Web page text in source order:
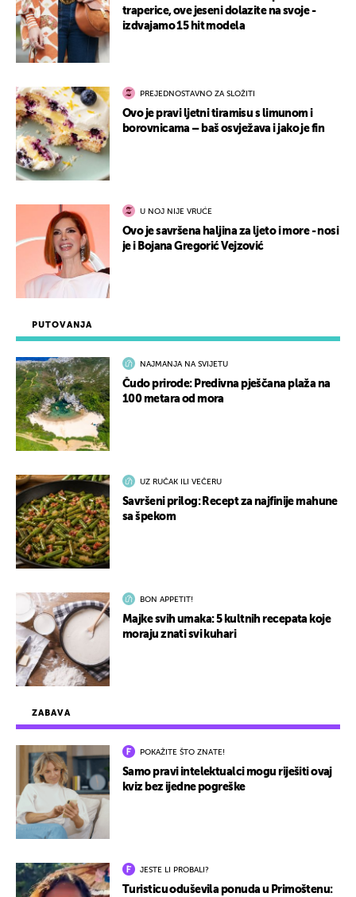
ZABAVA
POKAŽITE ŠTO ZNATE!
Samo pravi intelektualci mogu riješiti ovaj
kviz bez ijedne pogreške
JESTE LI PROBALI?
Turisticu oduševila ponuda u Primoštenu:
PUTOVANJA
NAJMANJA NA SVIJETU
Čudo prirode: Predivna pješčana plaža na
100 metara od mora
UZ RUČAK ILI VEČERU
Savršeni prilog: Recept za najfinije mahune
sa špekom
BON APPETIT!
Majke svih umaka: 5 kultnih recepata koje
moraju znati svi kuhari
traperice, ove jeseni dolazite na svoje -
izdvajamo 15 hit modela
PREJEDNOSTAVNO ZA SLOŽITI
Ovo je pravi ljetni tiramisu s limunom i
borovnicama – baš osvježava i jako je fin
U NOJ NIJE VRUĆE
Ovo je savršena haljina za ljeto i more - nosi
je i Bojana Gregorić Vejzović